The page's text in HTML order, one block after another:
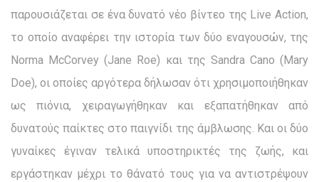
παρουσιάζεται σε ένα δυνατό νέο βίντεο της Live Action,
το οποίο αναφέρει την ιστορία των δύο εναγουσών, της
Norma McCorvey (Jane Roe) και της Sandra Cano (Mary
Doe), οι οποίες αργότερα δήλωσαν ότι χρησιμοποιήθηκαν
ως πιόνια, χειραγωγήθηκαν και εξαπατήθηκαν από
δυνατούς παίκτες στο παιγνίδι της άμβλωσης. Και οι δύο
γυναίκες έγιναν τελικά υποστηρικτές της ζωής, και
εργάστηκαν μέχρι το θάνατό τους για να αντιστρέψουν